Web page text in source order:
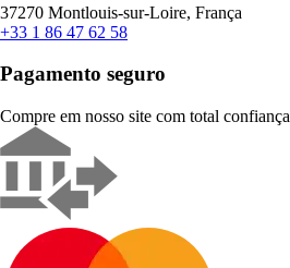
37270 Montlouis-sur-Loire, França
+33 1 86 47 62 58
Pagamento seguro
Compre em nosso site com total confiança